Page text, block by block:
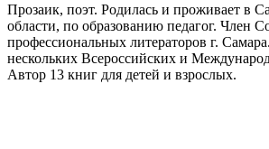
Прозаик, поэт. Родилась и проживает в
области, по образованию педагог. Член
профессиональных литераторов г.
нескольких Всероссийских и
Автор 13 книг для детей и взрослых.